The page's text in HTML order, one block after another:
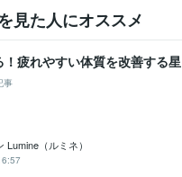
LP制作
ブ
ング相談
2011年3月 ~ 2015年2月
見た人にオススメ
！疲れやすい体質を改善する星
事
Lumine（ルミネ）